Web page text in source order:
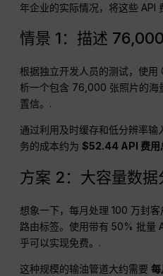
年企业的实际情况，将这些 API
情景 1：描述
根据独立开发人员的测试，使
析一个包含 76,000 张照片的海
置信。.
通过利用及时缓存和低分辨率
务的成本约为$52.44 API 费用
方案 2：大容量数据
想象一下，每月处理 100 万封
路由标签。使用带有 50% 批量
乎可以实现免费。.
这种规模的输油管道大约需要